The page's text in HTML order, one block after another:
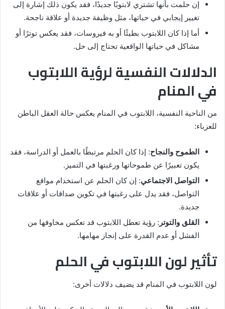
إن حلمت بأنها تشتري لابتوبًا جديدًا، فقد يكون ذلك إشارة إلى
تغيير إيجابي في حياتها، مثل وظيفة جديدة أو علاقة ناجحة.
أما إذا كان اللابتوب بطيئًا أو به فيروسات، فقد يعكس توترًا أو
مشاكل في حياتها الواقعية تحتاج إلى حل.
الدلالات النفسية لرؤية اللابتوب
في المنام
من الناحية النفسية، اللابتوب في المنام يعكس حالة العقل الباطن
للعزباء:
الطموح والنجاح: إذا كان الحلم مرتبطًا بالعمل أو الدراسة، فقد
يكون تعبيرًا عن طموحاتها ورغبتها في التميز.
التواصل الاجتماعي: إن كان الحلم عن استخدام مواقع
التواصل، فقد يدل على رغبتها في تكوين صداقات أو علاقات
جديدة.
القلق والتوتر : رؤية تعطل اللابتوب قد تعكس مخاوفها من
الفشل أو عدم القدرة على إنجاز مهامها.
تأثير لون اللابتوب في الحلم
لون اللابتوب في المنام قد يضيف دلالات أخرى: